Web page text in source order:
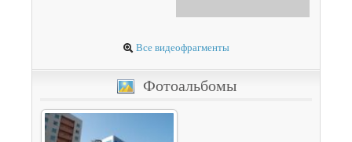
Все видеофрагменты
Фотоальбомы